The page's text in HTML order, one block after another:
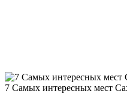
7 Самых интересных мест